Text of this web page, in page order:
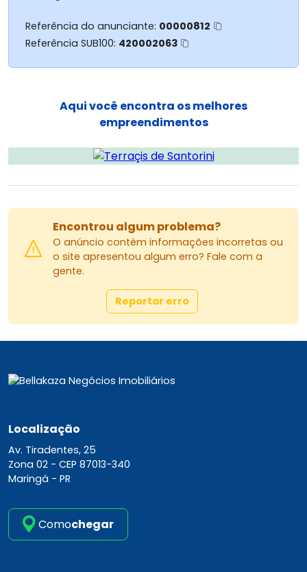
pessoalmente.
Seguro Fiança pelas seguradoras: Porto Seguro,
Too Seguros, Potencial Seguros, Tokio Marine,
Valor de locação referente ao pagamento
WhatsApp disponível!
Referência do anunciante: 00000812
Referência SUB100: 420002063
Aqui você encontra os melhores
empreendimentos
Encontrou algum problema?
O anúncio contém informações incorretas ou
o site apresentou algum erro? Fale com a
gente.
Reportar erro
Localização
Av. Tiradentes, 25
Zona 02 - CEP 87013-340
Maringá - PR
Comochegar